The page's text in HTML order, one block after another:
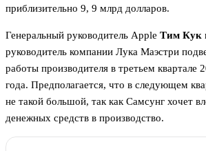
приблизительно 9, 9 млрд долларов.
Генеральный руководитель Apple Тим Кук
руководитель компании Лука Маэстри
работы производителя в третьем квартале
года. Предполагается, что в следующем
не такой большой, так как Самсунг хочет
денежных средств в производство.